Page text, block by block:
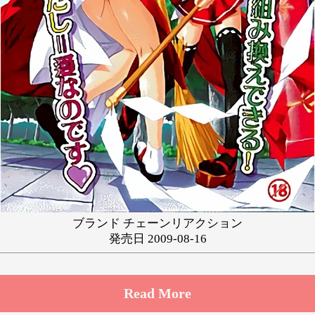
ゆ
り る れ
わ
ブランド チェーンリアクション
発売日 2009-08-16
Read More